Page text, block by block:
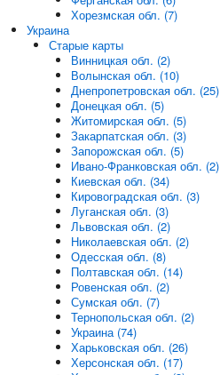
Хорезмская обл. (7)
Украина
Старые карты
Винницкая обл. (2)
Волынская обл. (10)
Днепропетровская обл. (25)
Донецкая обл. (5)
Житомирская обл. (5)
Закарпатская обл. (3)
Запорожская обл. (5)
Ивано-Франковская обл. (2)
Киевская обл. (34)
Кировоградская обл. (3)
Луганская обл. (3)
Львовская обл. (2)
Николаевская обл. (2)
Одесская обл. (8)
Полтавская обл. (14)
Ровенская обл. (2)
Сумская обл. (7)
Тернопольская обл. (2)
Украина (74)
Харьковская обл. (26)
Херсонская обл. (17)